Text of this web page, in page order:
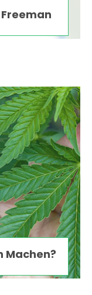
Machen?